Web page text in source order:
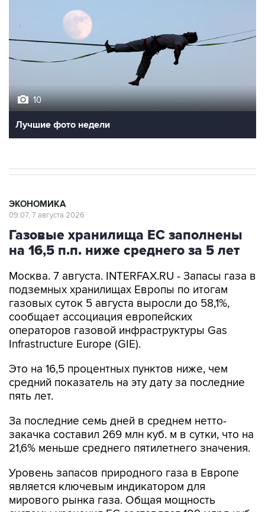
10
Лучшие фото недели
ЭКОНОМИКА
09:07, 7 августа 2026
Газовые хранилища ЕС заполнены
на 16,5 п.п. ниже среднего за 5 лет
Москва. 7 августа. INTERFAX.RU - Запасы газа в
подземных хранилищах Европы по итогам
газовых суток 5 августа выросли до 58,1%,
сообщает ассоциация европейских
операторов газовой инфраструктуры Gas
Infrastructure Europe (GIE).
Это на 16,5 процентных пунктов ниже, чем
средний показатель на эту дату за последние
пять лет.
За последние семь дней в среднем нетто-
закачка составил 269 млн куб. м в сутки, что на
21,6% меньше среднего пятилетнего значения.
Уровень запасов природного газа в Европе
является ключевым индикатором для
мирового рынка газа. Общая мощность